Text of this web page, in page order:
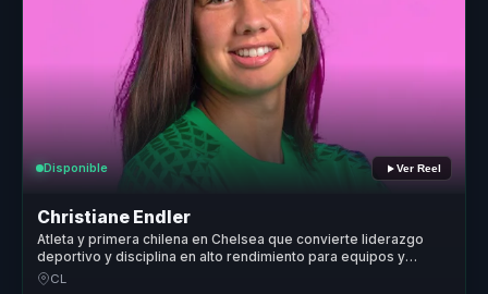
Disponible Ver Reel
Christiane Endler
Atleta y primera chilena en Chelsea que convierte liderazgo
deportivo y disciplina en alto rendimiento para equipos y
empresas.
CL